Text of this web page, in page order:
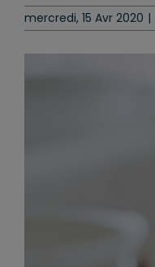
mercredi, 15 Avr 2020 |